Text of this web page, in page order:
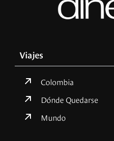
Viajes
Colombia
Dónde Quedarse
Mundo